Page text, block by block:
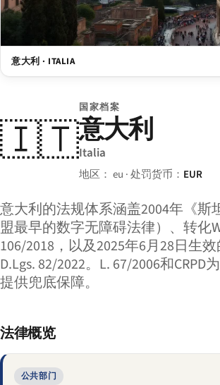
意大利 · ITALIA
🇮🇹
国家档案
意大利
Italia
地区： eu · 处罚货币： EUR
意大利的法规体系涵盖2004年《斯
盟最早的数字无障碍法律）、转化
106/2018，以及2025年6月28日生
D.Lgs. 82/2022。L. 67/2006和CRPD
提供兜底保障。
法律概览
公共部门